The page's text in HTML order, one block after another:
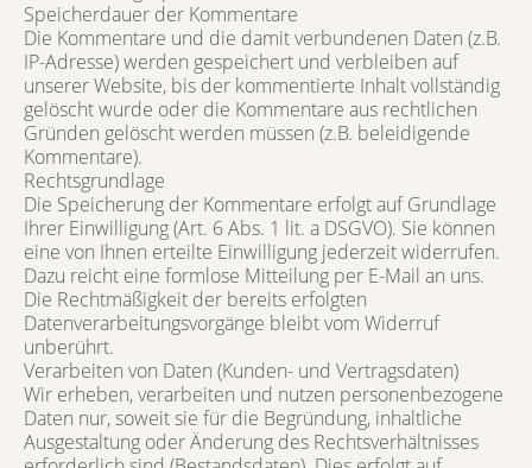
Speicherdauer der Kommentare
Die Kommentare und die damit verbundenen Daten (z.B.
IP-Adresse) werden gespeichert und verbleiben auf
unserer Website, bis der kommentierte Inhalt vollständig
gelöscht wurde oder die Kommentare aus rechtlichen
Gründen gelöscht werden müssen (z.B. beleidigende
Kommentare).
Rechtsgrundlage
Die Speicherung der Kommentare erfolgt auf Grundlage
Ihrer Einwilligung (Art. 6 Abs. 1 lit. a DSGVO). Sie können
eine von Ihnen erteilte Einwilligung jederzeit widerrufen.
Dazu reicht eine formlose Mitteilung per E-Mail an uns.
Die Rechtmäßigkeit der bereits erfolgten
Datenverarbeitungsvorgänge bleibt vom Widerruf
unberührt.
Verarbeiten von Daten (Kunden- und Vertragsdaten)
Wir erheben, verarbeiten und nutzen personenbezogene
Daten nur, soweit sie für die Begründung, inhaltliche
Ausgestaltung oder Änderung des Rechtsverhältnisses